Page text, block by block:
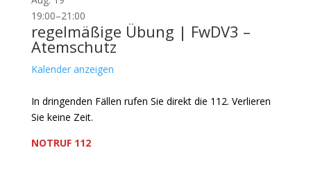
19:00–21:00
regelmäßige Übung | FwDV3 –
Atemschutz
Kalender anzeigen
In dringenden Fällen rufen Sie direkt die 112. Verlieren
Sie keine Zeit.
NOTRUF 112